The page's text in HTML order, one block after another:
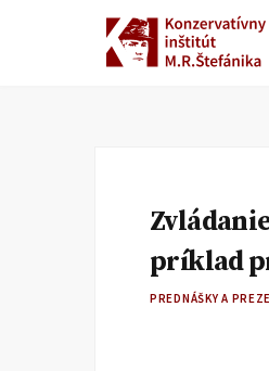
príklad
PREDNÁŠKY A